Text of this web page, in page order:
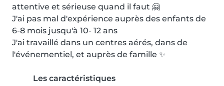
attentive et sérieuse quand il faut 🤗
J'ai pas mal d'expérience auprès des enfants de
6-8 mois jusqu'à 10- 12 ans
J'ai travaillé dans un centres aérés, dans de
l'événementiel, et auprès de famille ✨
Les caractéristiques